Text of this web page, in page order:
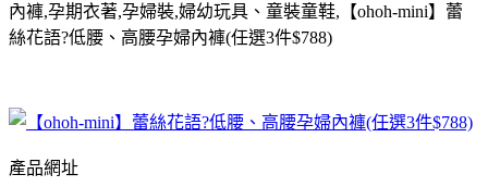
內褲,孕期衣著,孕婦裝,婦幼玩具、童裝童鞋,【ohoh-mini】蕾
絲花語?低腰、高腰孕婦內褲(任選3件$788)
產品網址